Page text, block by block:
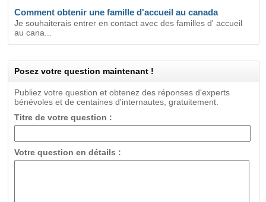
Comment obtenir une famille d'accueil au canada
Je souhaiterais entrer en contact avec des familles d' accueil
au cana...
Posez votre question maintenant !
Publiez votre question et obtenez des réponses d'experts
bénévoles et de centaines d'internautes, gratuitement.
Titre de votre question :
Votre question en détails :